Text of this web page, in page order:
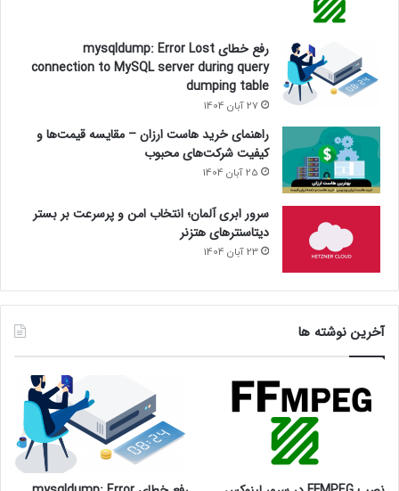
رفع خطای mysqldump: Error Lost
connection to MySQL server during query
dumping table
27 آبان 1404
راهنمای خرید هاست ارزان – مقایسه قیمت‌ها و
کیفیت شرکت‌های محبوب
25 آبان 1404
سرور ابری آلمان؛ انتخاب امن و پرسرعت بر بستر
دیتاسنترهای هتزنر
23 آبان 1404
آخرین نوشته ها